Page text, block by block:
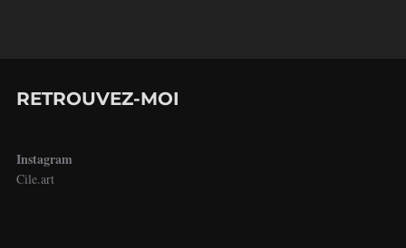
RETROUVEZ-MOI
Instagram
Cile.art